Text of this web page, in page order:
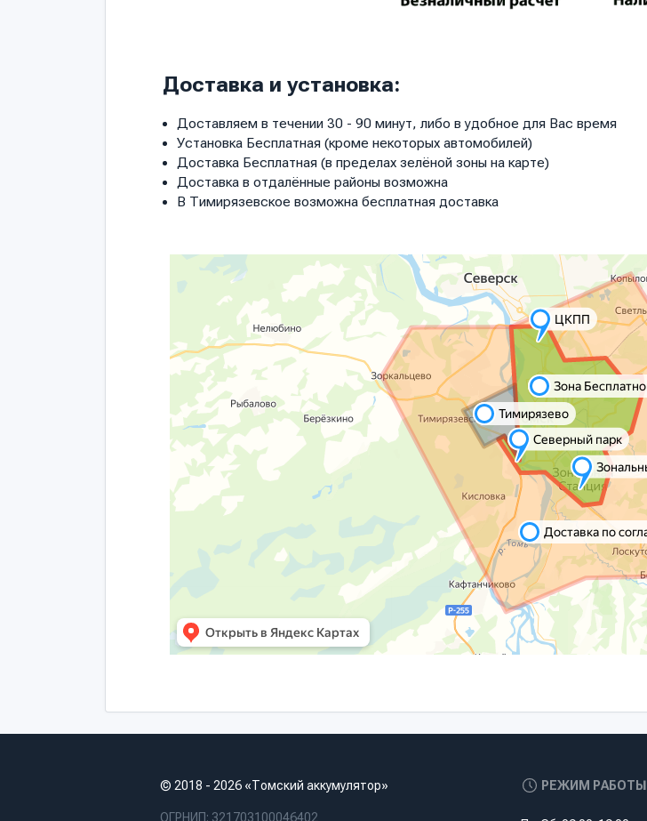
Доставка и установка:
Доставляем в течении 30 - 90 минут, либо в удобное для Вас время
Установка Бесплатная (кроме некоторых автомобилей)
Доставка Бесплатная (в пределах зелёной зоны на карте)
Доставка в отдалённые районы возможна
В Тимирязевское возможна бесплатная доставка
© 2018 - 2026 «Томский аккумулятор»
ОГРНИП: 321703100046402
РЕЖИМ РАБОТЫ